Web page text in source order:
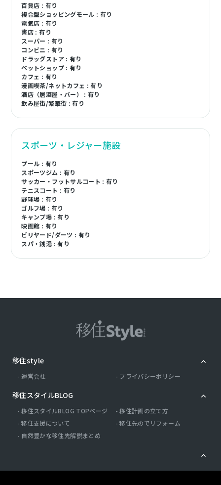
百貨店 : 有り
複合型ショッピングモール : 有り
電気店 : 有り
書店 : 有り
スーパー : 有り
コンビニ : 有り
ドラッグストア : 有り
ペットショップ : 有り
カフェ : 有り
漫画喫茶/ネットカフェ : 有り
酒店（居酒屋・バー） : 有り
飲み屋街/繁華街 : 有り
スポーツ・レジャー施設
プール : 有り
スポーツジム : 有り
サッカー・フットサルコート : 有り
テニスコート : 有り
野球場 : 有り
ゴルフ場 : 有り
キャンプ場 : 有り
映画館 : 有り
ビリヤード/ダーツ : 有り
スパ・銭湯 : 有り
移住style
運営会社 プライバシーポリシー
移住スタイルBLOG
移住スタイルBLOG TOPページ
移住計画の立て方
移住支援について
移住先のでリフォーム
自然豊かな移住先解説まとめ